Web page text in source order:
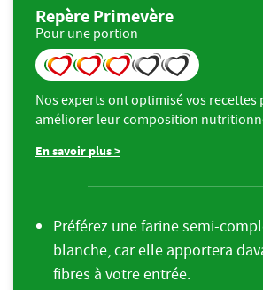
Repère Primevère
Pour une portion
Nos experts ont optimisé vos
améliorer leur composition
En savoir plus >
Préférez une farine semi-
blanche, car elle apportera
fibres à votre entrée.